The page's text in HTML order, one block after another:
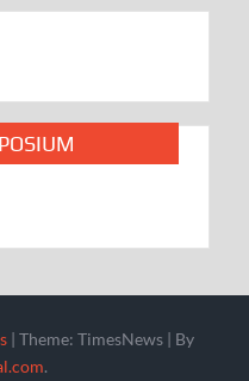
| Theme: TimesNews | By
.